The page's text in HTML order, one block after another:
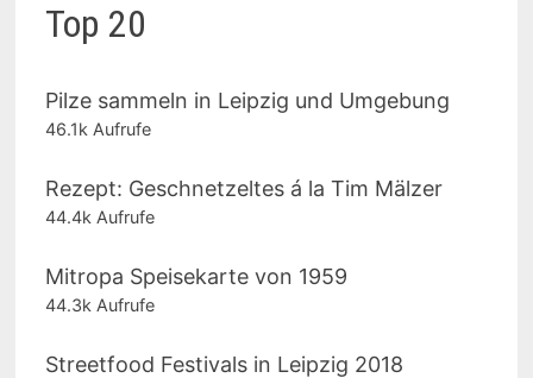
Top 20
Pilze sammeln in Leipzig und Umgebung
46.1k Aufrufe
Rezept: Geschnetzeltes á la Tim Mälzer
44.4k Aufrufe
Mitropa Speisekarte von 1959
44.3k Aufrufe
Streetfood Festivals in Leipzig 2018